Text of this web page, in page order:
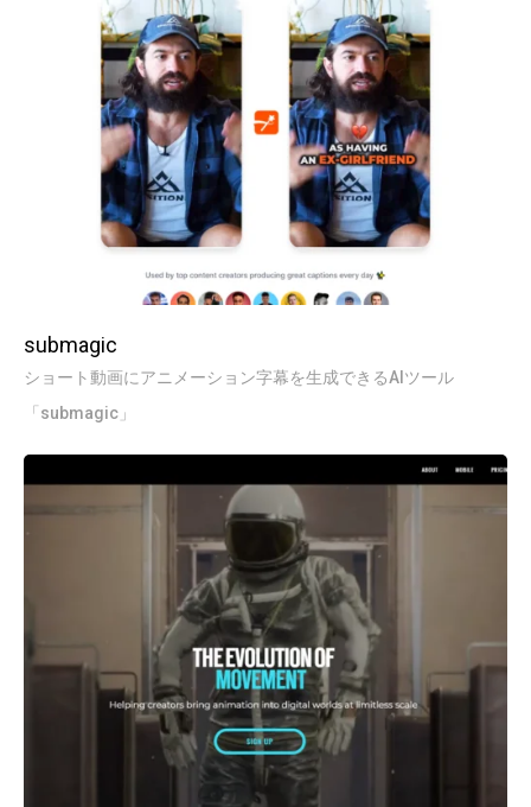
submagic
ショート動画にアニメーション字幕を生成できるAIツール
「submagic」